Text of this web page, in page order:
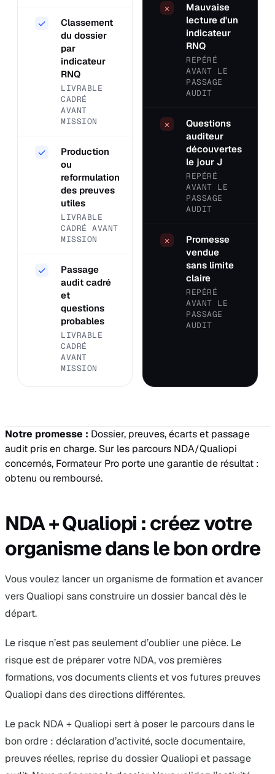
✓
Classement
du dossier
par
indicateur
RNQ
LIVRABLE
CADRÉ
AVANT
MISSION
✓
Production
ou
reformulation
des preuves
utiles
LIVRABLE
CADRÉ AVANT
MISSION
✓
Passage
audit cadré
et
questions
probables
LIVRABLE
CADRÉ
AVANT
MISSION
×
Mauvaise
lecture d'un
indicateur
RNQ
REPÉRÉ
AVANT LE
PASSAGE
AUDIT
×
Questions
auditeur
découvertes
le jour J
REPÉRÉ
AVANT LE
PASSAGE
AUDIT
×
Promesse
vendue
sans limite
claire
REPÉRÉ
AVANT LE
PASSAGE
AUDIT
Notre promesse : Dossier, preuves, écarts et passage
audit pris en charge. Sur les parcours NDA/Qualiopi
concernés, Formateur Pro porte une garantie de résultat :
obtenu ou remboursé.
NDA + Qualiopi : créez votre
organisme dans le bon ordre
Vous voulez lancer un organisme de formation et avancer
vers Qualiopi sans construire un dossier bancal dès le
départ.
Le risque n’est pas seulement d’oublier une pièce. Le
risque est de préparer votre NDA, vos premières
formations, vos documents clients et vos futures preuves
Qualiopi dans des directions différentes.
Le pack NDA + Qualiopi sert à poser le parcours dans le
bon ordre : déclaration d’activité, socle documentaire,
preuves réelles, reprise du dossier Qualiopi et passage